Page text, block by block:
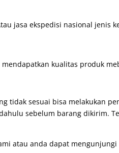
jasa ekspedisi nasional jenis
kualitas produk
tidak sesuai bisa melakukan
sebelum barang dikirim.
atau anda dapat